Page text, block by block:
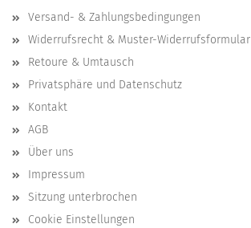
Versand- & Zahlungsbedingungen
Widerrufsrecht & Muster-Widerrufsformular
Retoure & Umtausch
Privatsphäre und Datenschutz
Kontakt
AGB
Über uns
Impressum
Sitzung unterbrochen
Cookie Einstellungen